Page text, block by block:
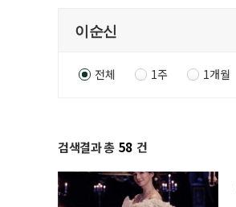
전체 1주 1개월
검색결과 총 58 건